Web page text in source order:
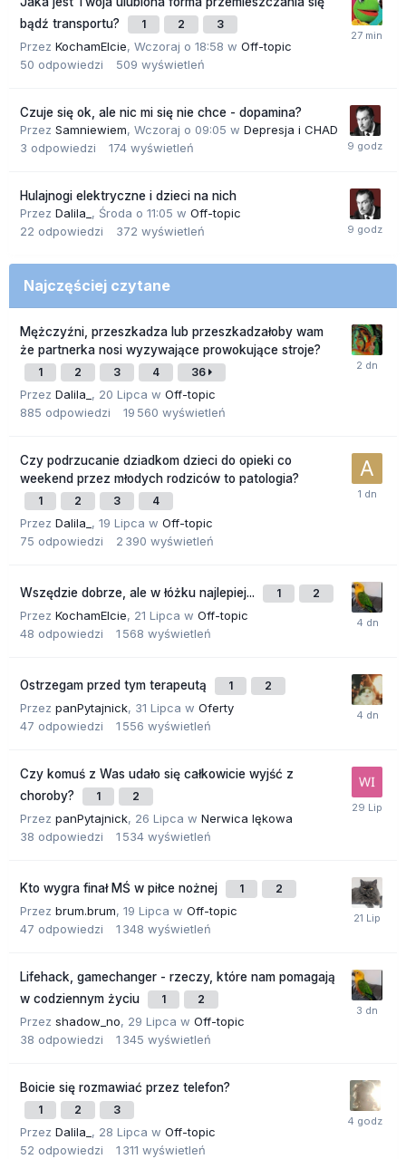
bądź transportu?
1 2 3
Przez KochamElcie, Wczoraj o 18:58 w Off-topic
50 odpowiedzi 509 wyświetleń
Czuje się ok, ale nic mi się nie chce - dopamina?
Przez Samniewiem, Wczoraj o 09:05 w Depresja i CHAD
3 odpowiedzi 174 wyświetleń
Hulajnogi elektryczne i dzieci na nich
Przez Dalila_ , Środa o 11:05 w Off-topic
22 odpowiedzi 372 wyświetleń
Najczęściej czytane
Mężczyźni, przeszkadza lub przeszkadzałoby wam
że partnerka nosi wyzywające prowokujące stroje?
1 2 3 4 36
Przez Dalila_ , 20 Lipca w Off-topic
885 odpowiedzi 19 560 wyświetleń
Czy podrzucanie dziadkom dzieci do opieki co
weekend przez młodych rodziców to patologia?
1 2 3 4
Przez Dalila_ , 19 Lipca w Off-topic
75 odpowiedzi 2 390 wyświetleń
Wszędzie dobrze, ale w łóżku najlepiej... 1 2
Przez KochamElcie, 21 Lipca w Off-topic
48 odpowiedzi 1 568 wyświetleń
Ostrzegam przed tym terapeutą 1 2
Przez panPytajnick, 31 Lipca w Oferty
47 odpowiedzi 1 556 wyświetleń
Czy komuś z Was udało się całkowicie wyjść z
choroby?
1 2
Przez panPytajnick, 26 Lipca w Nerwica lękowa
38 odpowiedzi 1 534 wyświetleń
Kto wygra finał MŚ w piłce nożnej 1 2
Przez brum.brum, 19 Lipca w Off-topic
47 odpowiedzi 1 348 wyświetleń
Lifehack, gamechanger - rzeczy, które nam pomagają
w codziennym życiu
1 2
Przez shadow_no, 29 Lipca w Off-topic
38 odpowiedzi 1 345 wyświetleń
Boicie się rozmawiać przez telefon?
1 2 3
Przez Dalila_ , 28 Lipca w Off-topic
52 odpowiedzi 1 311 wyświetleń